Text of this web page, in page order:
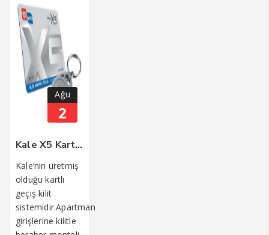
Ağu
2
Kale X5 Kartlı Geçiş Otomat Kilit Sistemi
Kale‘nin üretmiş
olduğu kartlı
geçiş kilit
sistemidir.Apartman
girişlerine kilitle